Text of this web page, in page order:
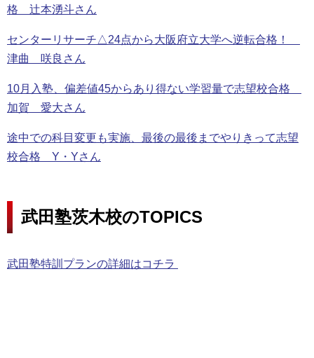
格 辻本湧斗さん
センターリサーチ△24点から大阪府立大学へ逆転合格！
津曲 咲良さん
10月入塾、偏差値45からあり得ない学習量で志望校合格
加賀 愛大さん
途中での科目変更も実施、最後の最後までやりきって志望
校合格 Y・Yさん
武田塾茨木校のTOPICS
武田塾特訓プランの詳細はコチラ